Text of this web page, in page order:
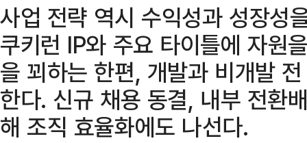
사업 전략 역시 수익성과 성장성
쿠키런 IP와 주요 타이틀에 자원
을 꾀하는 한편, 개발과 비개발
한다. 신규 채용 동결, 내부 전환
해 조직 효율화에도 나선다.